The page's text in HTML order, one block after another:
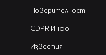
Поверителност
GDPR Инфо
Известия